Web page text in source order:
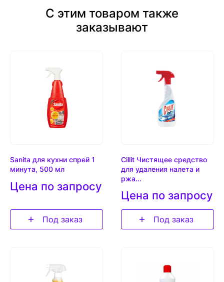
С этим товаром также
заказывают
Sanita для кухни спрей 1
минута, 500 мл
Цена по запросу
Под заказ
Cillit Чистящее средство
для удаления налета и
ржа...
Цена по запросу
Под заказ